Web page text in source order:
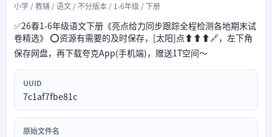
小学 / 教辅 / 语文 / 不分版本 / 1-6年级 / 下册
✅26春1-6年级语文下册《亮点给力同步跟踪全程检测各地期末试
卷精选》 ⭕资源有需要的及时保存，[太阳]点⬆⬆⬆🔗，左下角
保存网盘，再下载夸克App(手机端)，赠送1T空间～
UUID
7c1af7fbe81c
原始文件名